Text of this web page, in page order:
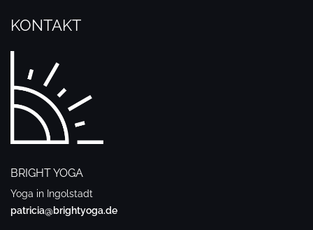
KONTAKT
BRIGHT YOGA
Yoga in Ingolstadt
patricia@brightyoga.de